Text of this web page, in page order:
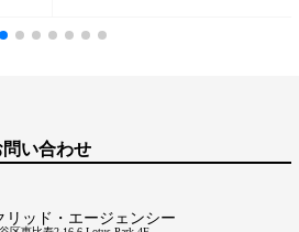
い合わせ
リッド・エージェンシー